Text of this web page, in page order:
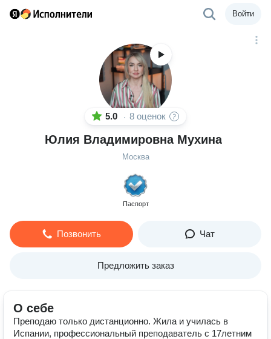
Войти
5.0 · 8 оценок
Юлия Владимировна Мухина
Москва
Паспорт
Позвонить Чат
Предложить заказ
О себе
Преподаю только дистанционно. Жила и училась в
Испании, профессиональный преподаватель с 17летним